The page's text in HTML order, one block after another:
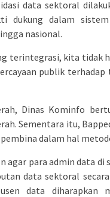
data sektoral
dukung dalam
nasional.
terintegrasi, kita tidak
publik
Dinas Kominfo
Sementara itu,
pembina dalam hal
agar para admin data
data sektoral
data diharapkan